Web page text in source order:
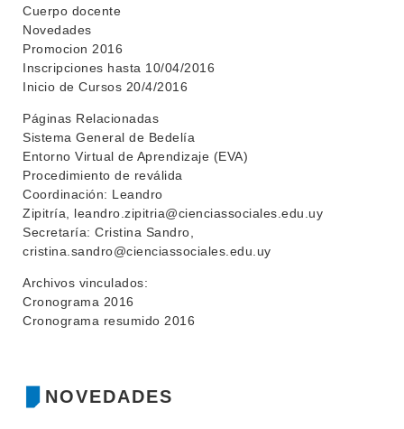
INSTITUCIONAL
DEPARTAMENTOS
ENSEÑANZA
INVESTIGACIÓN
EXTENSIÓN
EVA FCS
OFERTA DE GRADO
EDUCACIÓN PERMANENTE
NOVEDADES
Cuerpo docente
Novedades
Promocion 2016
Inscripciones hasta 10/04/2016
Inicio de Cursos 20/4/2016
Páginas Relacionadas
Sistema General de Bedelía
Entorno Virtual de Aprendizaje (EVA)
Procedimiento de reválida
Coordinación: Leandro
Zipitría, leandro.zipitria@cienciassociales.edu.uy
Secretaría: Cristina Sandro,
cristina.sandro@cienciassociales.edu.uy
Archivos vinculados:
Cronograma 2016
Cronograma resumido 2016